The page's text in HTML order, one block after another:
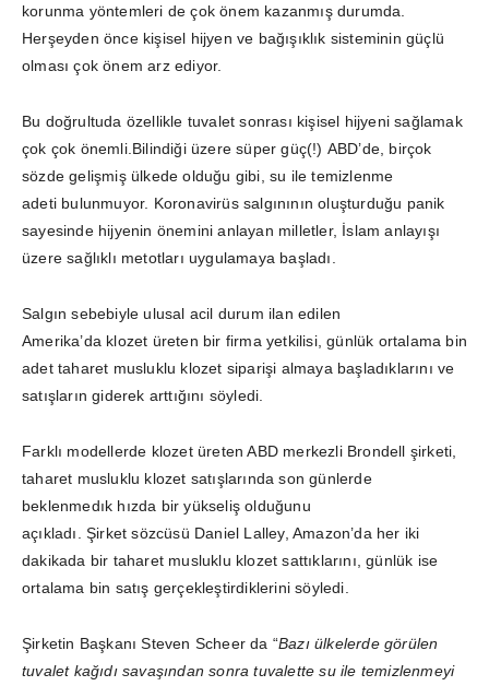
korunma yöntemleri de çok önem kazanmış durumda.
Herşeyden önce kişisel hijyen ve bağışıklık sisteminin güçlü
olması çok önem arz ediyor.
Bu doğrultuda özellikle tuvalet sonrası kişisel hijyeni sağlamak
çok çok önemli.Bilindiği üzere süper güç(!) ABD’de, birçok
sözde gelişmiş ülkede olduğu gibi, su ile temizlenme
adeti bulunmuyor. Koronavirüs salgınının oluşturduğu panik
sayesinde hijyenin önemini anlayan milletler, İslam anlayışı
üzere sağlıklı metotları uygulamaya başladı.
Salgın sebebiyle ulusal acil durum ilan edilen
Amerika’da klozet üreten bir firma yetkilisi, günlük ortalama bin
adet taharet musluklu klozet siparişi almaya başladıklarını ve
satışların giderek arttığını söyledi.
Farklı modellerde klozet üreten ABD merkezli Brondell şirketi,
taharet musluklu klozet satışlarında son günlerde
beklenmedık hızda bir yükseliş olduğunu
açıkladı. Şirket sözcüsü Daniel Lalley, Amazon’da her iki
dakikada bir taharet musluklu klozet sattıklarını, günlük ise
ortalama bin satış gerçekleştirdiklerini söyledi.
Şirketin Başkanı Steven Scheer da “Bazı ülkelerde görülen
tuvalet kağıdı savaşından sonra tuvalette su ile temizlenmeyi